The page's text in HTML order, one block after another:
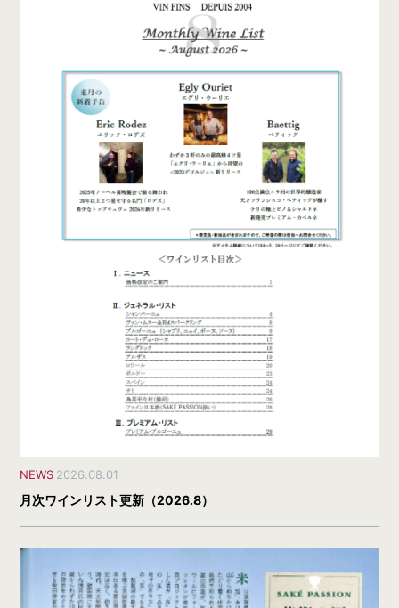
NEWS 2026.08.01
月次ワインリスト更新（2026.8）